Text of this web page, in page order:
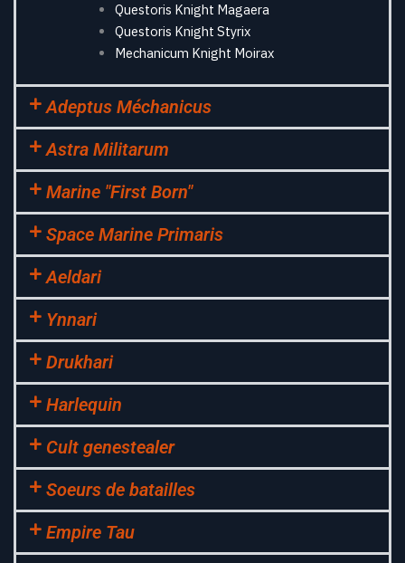
Questoris Knight Magaera
Questoris Knight Styrix
Mechanicum Knight Moirax
Adeptus Méchanicus
Astra Militarum
Marine "First Born"
Space Marine Primaris
Aeldari
Ynnari
Drukhari
Harlequin
Cult genestealer
Soeurs de batailles
Empire Tau